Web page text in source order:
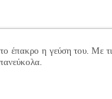
έπακρο η γεύση του. Με